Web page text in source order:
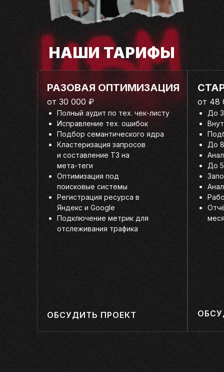
НАШИ ТАРИФЫ
РАЗОВАЯ ОПТИМИЗАЦИЯ
от 30 000 ₽
Полный аудит по тех. чек-листу
Исправление тех. ошибок
Подбор семантического ядра
Кластеризация запросов
и составление ТЗ на
мета-теги
Оптимизация под
поисковые системы
Регистрация ресурса в
Яндекс и Google
Подключение метрик для
отслеживания трафика
ОБСУДИТЬ ПРОЕКТ
от 48
До
До
До